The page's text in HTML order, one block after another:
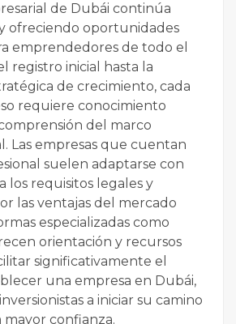
de Dubái continúa
ofreciendo oportunidades
emprendedores de todo el
registro inicial hasta la
de crecimiento, cada
requiere conocimiento
del marco
Las empresas que cuentan
suelen adaptarse con
los requisitos legales y
las ventajas del mercado
especializadas como
orientación y recursos
significativamente el
una empresa en Dubái,
a iniciar su camino
confianza.